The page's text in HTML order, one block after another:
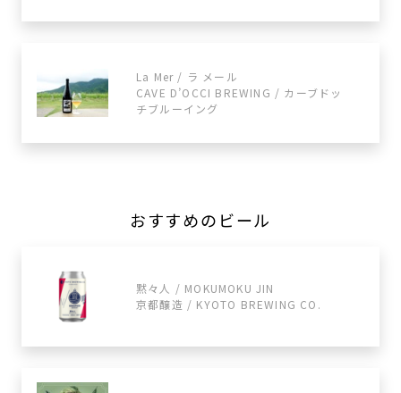
La Mer / ラ メール
CAVE D’OCCI BREWING / カーブドッ
チブルーイング
おすすめのビール
黙々人 / MOKUMOKU JIN
京都醸造 / KYOTO BREWING CO.